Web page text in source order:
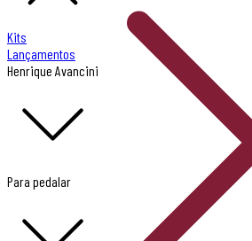
Kits
Lançamentos
Henrique Avancini
Para pedalar